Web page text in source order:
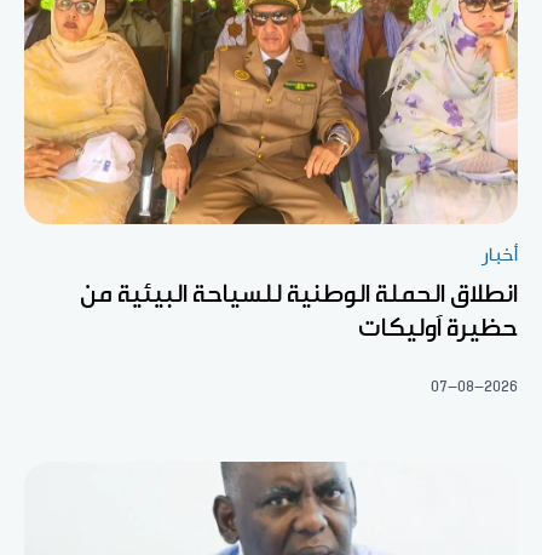
أخبار
انطلاق الحملة الوطنية للسياحة البيئية من
حظيرة آوليكات
07-08-2026